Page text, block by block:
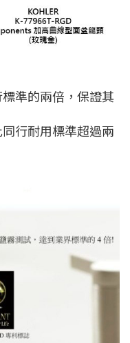
準的兩倍，保證其
行耐用標準超過兩